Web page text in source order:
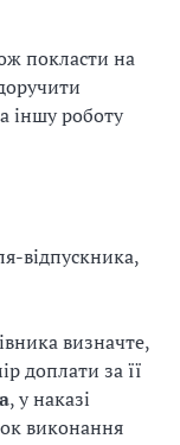
покласти на
іншу роботу
відпускника,
визначте,
доплати за її
, у наказі
виконання